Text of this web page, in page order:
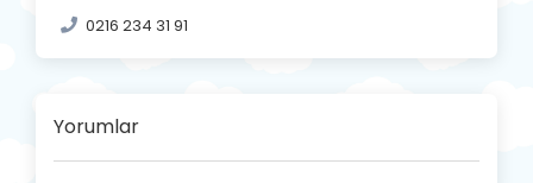
0216 234 31 91
Yorumlar